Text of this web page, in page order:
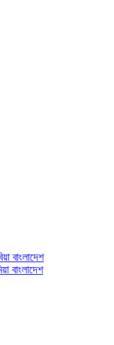
বাংলাদেশ
বাংলাদেশ